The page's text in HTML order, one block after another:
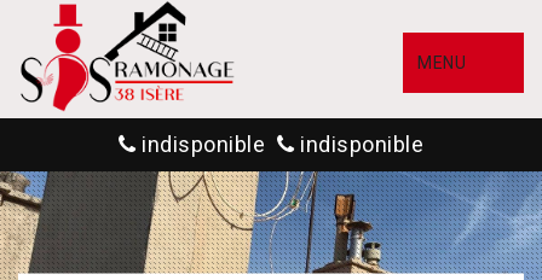
MENU
indisponible indisponible